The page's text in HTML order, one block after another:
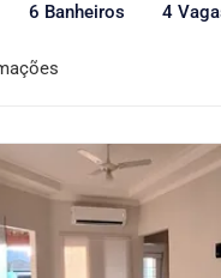
6 Banheiros 4